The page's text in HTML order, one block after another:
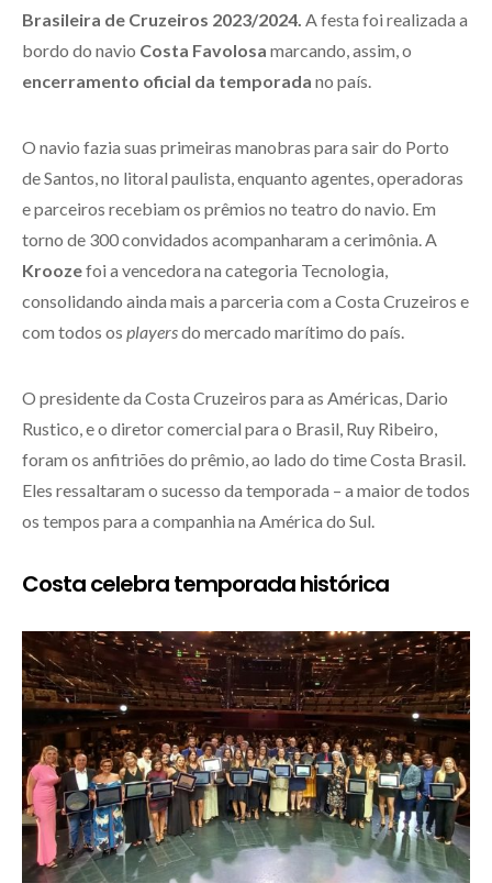
Brasileira de Cruzeiros 2023/2024. A festa foi realizada a
bordo do navio Costa Favolosa marcando, assim, o
encerramento oficial da temporada no país.
O navio fazia suas primeiras manobras para sair do Porto
de Santos, no litoral paulista, enquanto agentes, operadoras
e parceiros recebiam os prêmios no teatro do navio. Em
torno de 300 convidados acompanharam a cerimônia. A
Kroozefoi a vencedora na categoria Tecnologia,
consolidando ainda mais a parceria com a Costa Cruzeiros e
com todos os playersdo mercado marítimo do país.
O presidente da Costa Cruzeiros para as Américas, Dario
Rustico, e o diretor comercial para o Brasil, Ruy Ribeiro,
foram os anfitriões do prêmio, ao lado do time Costa Brasil.
Eles ressaltaram o sucesso da temporada – a maior de todos
os tempos para a companhia na América do Sul.
Costa celebra temporada histórica